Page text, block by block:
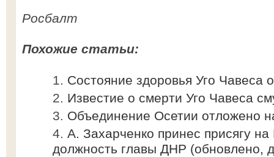
Росбалт
Похожие статьи:
Состояние здоровья Уго Чавеса
Известие о смерти Уго Чавеса
Объединение Осетии отложено
А. Захарченко принес присягу
должность главы ДНР (обновлено,